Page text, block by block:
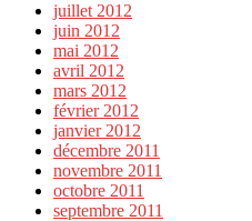
juillet 2012
juin 2012
mai 2012
avril 2012
mars 2012
février 2012
janvier 2012
décembre 2011
novembre 2011
octobre 2011
septembre 2011